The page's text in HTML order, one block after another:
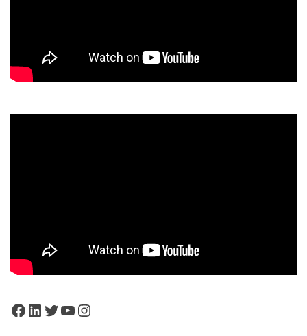
Facebook
LinkedIn
Twitter
YouTube
Instagram